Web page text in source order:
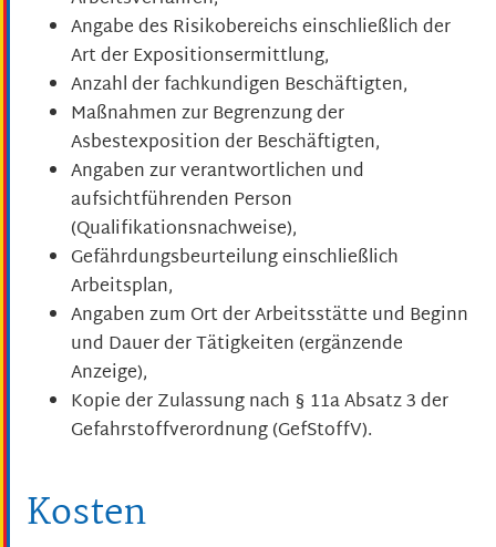
Angabe des Risikobereichs einschließlich der
Art der Expositionsermittlung,
Anzahl der fachkundigen Beschäftigten,
Maßnahmen zur Begrenzung der
Asbestexposition der Beschäftigten,
Angaben zur verantwortlichen und
aufsichtführenden Person
(Qualifikationsnachweise),
Gefährdungsbeurteilung einschließlich
Arbeitsplan,
Angaben zum Ort der Arbeitsstätte und Beginn
und Dauer der Tätigkeiten (ergänzende
Anzeige),
Kopie der Zulassung nach § 11a Absatz 3 der
Gefahrstoffverordnung (GefStoffV).
Kosten